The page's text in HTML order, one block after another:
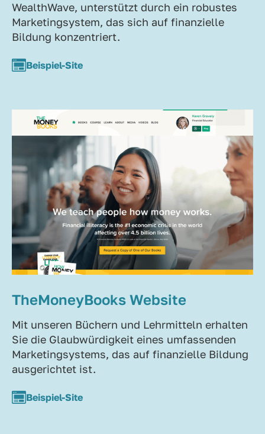
WealthWave, unterstützt durch ein robustes
Marketingsystem, das sich auf finanzielle
Bildung konzentriert.
Beispiel-Site
TheMoneyBooks Website
Mit unseren Büchern und Lehrmitteln erhalten
Sie die Glaubwürdigkeit eines umfassenden
Marketingsystems, das auf finanzielle Bildung
ausgerichtet ist.
Beispiel-Site